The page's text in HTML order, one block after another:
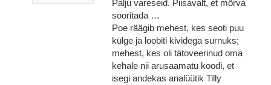
Palju vareseid. Piisavalt, et mõrva
sooritada …
Poe räägib mehest, kes seoti puu
külge ja loobiti kividega surnuks;
mehest, kes oli tätoveerinud oma
kehale nii arusaamatu koodi, et
isegi andekas analüütik Tilly